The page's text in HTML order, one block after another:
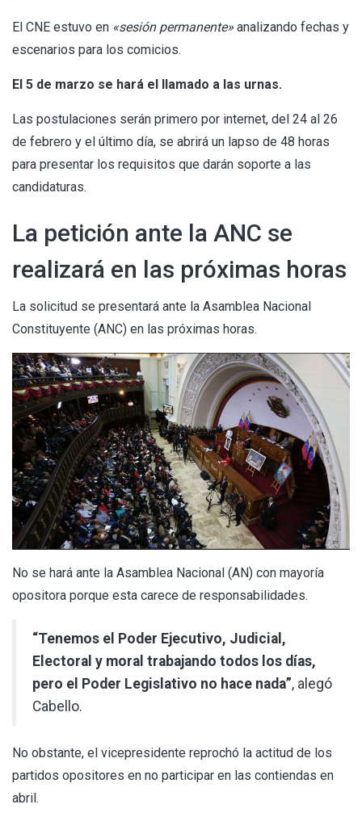
El CNE estuvo en «sesión permanente» analizando fechas y
escenarios para los comicios.
El 5 de marzo se hará el llamado a las urnas.
Las postulaciones serán primero por internet, del 24 al 26
de febrero y el último día, se abrirá un lapso de 48 horas
para presentar los requisitos que darán soporte a las
candidaturas.
La petición ante la ANC se
realizará en las próximas horas
La solicitud se presentará ante la Asamblea Nacional
Constituyente (ANC) en las próximas horas.
No se hará ante la Asamblea Nacional (AN) con mayoría
opositora porque esta carece de responsabilidades.
“Tenemos el Poder Ejecutivo, Judicial,
Electoral y moral trabajando todos los días,
pero el Poder Legislativo no hace nada”, alegó
Cabello.
No obstante, el vicepresidente reprochó la actitud de los
partidos opositores en no participar en las contiendas en
abril.